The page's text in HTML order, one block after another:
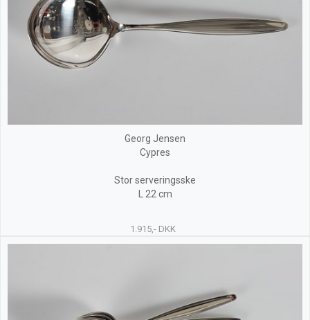
Georg Jensen
Cypres
Stor serveringsske
L 22 cm
1.915,- DKK